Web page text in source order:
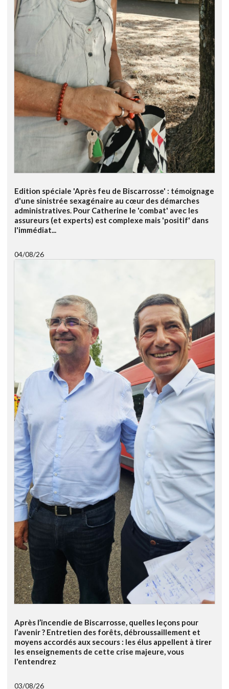
Edition spéciale 'Après feu de Biscarrosse' : témoignage
d'une sinistrée sexagénaire au cœur des démarches
administratives. Pour Catherine le 'combat' avec les
assureurs (et experts) est complexe mais 'positif' dans
l'immédiat...
04/08/26
Après l’incendie de Biscarrosse, quelles leçons pour
l’avenir ? Entretien des forêts, débroussaillement et
moyens accordés aux secours : les élus appellent à tirer
les enseignements de cette crise majeure, vous
l'entendrez
03/08/26